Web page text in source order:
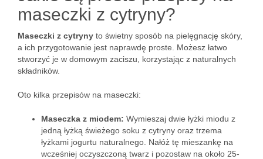
maseczki z cytryny?
Maseczki z cytryny to świetny sposób na pielęgnację skóry,
a ich przygotowanie jest naprawdę proste. Możesz łatwo
stworzyć je w domowym zaciszu, korzystając z naturalnych
składników.
Oto kilka przepisów na maseczki:
Maseczka z miodem: Wymieszaj dwie łyżki miodu z
jedną łyżką świeżego soku z cytryny oraz trzema
łyżkami jogurtu naturalnego. Nałóż tę mieszankę na
wcześniej oczyszczoną twarz i pozostaw na około 25-